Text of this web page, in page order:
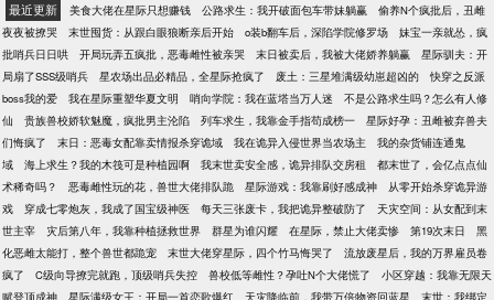
最近更新 美食大佬在星际只想赚钱 公路求生：我开破面包车带妹躺赢
偷养N个疯批后，丑雌
夜夜被撩哭
末世囤货：从跟白眼狼断亲后开始 o装b翻车后，深陷学院修罗场
妹宝一亲就怂，疯
批哨兵日日哄
开局玩弄五疯批，恶毒雌性被亲哭 末日被卖后，我被大佬娇养躺赢
星际驯夫：开
局扇了SSS级哨兵
星农场出品必精品，全星际抢疯了 废土：三星堆满级幼崽超凶的
快穿之反派
boss我的爱
我在星际重塑华夏文明 哨向学院：我在蓝塔当万人迷
不是公路求生吗？怎么有人修
仙
贵族兽校娇软魅魔，疯批男主沦陷 列车求生，我靠金手指苟成榜一
星际好孕：丑雌被弃兽夫
们悔疯了
末日：恶毒女配靠卖情报杀穿诡域 我在诡异入侵世界当农场主
我的杂货铺连通鬼
域
海上求生？我的木筏可是种植园啊 我末世卖安全感，诡异排队交房租
都末世了，会亿点点仙
术稀奇吗？
恶毒雌性玩的花，兽世大佬排队跪 星际游戏：我靠刷好感成神
从零开始杀穿诡异游
戏
穿成七零炮灰，我成了国宝级神医 每天三张废卡，我把诡异整破防了
天灾空间：从女配到末
世主宰
灾后第八年，我靠种植拯救世界 群星为谁闪耀 在星际，禁止大佬卖惨 第19次末日
黑
化恶雌太能打，整个兽世都跪宠
末世大佬穿星际，四个竹马悔哭了
流放废星后，我的万界雇员卷
疯了
C级向导撩完就跑，顶级哨兵失控 兽校低等雌性？孕吐N个大佬慌了
小区穿越：我靠无限天
赋登顶成神
星际满级女王：开局一首恋歌爆红 天灾降临前，我带万倍物资回蓝星
末世：我绑定